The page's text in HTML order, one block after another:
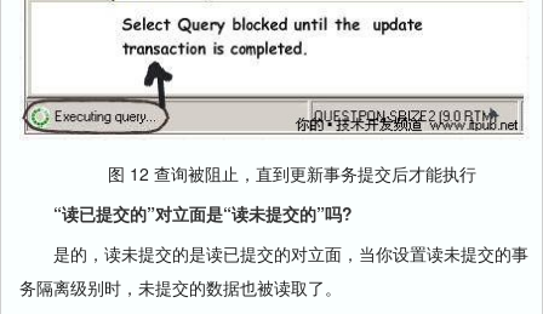
图 12 查询被阻止，直到更新事务提交后才能执行
“读已提交的”对立面是“读未提交的”吗?
是的，读未提交的是读已提交的对立面，当你设置读未提交的事
务隔离级别时，未提交的数据也被读取了。